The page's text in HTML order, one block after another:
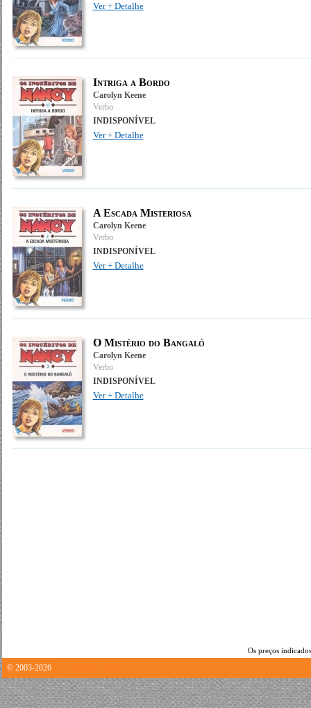
Ver + Detalhe
Intriga a Bordo
Carolyn Keene
Verbo
INDISPONÍVEL
Ver + Detalhe
A Escada Misteriosa
Carolyn Keene
Verbo
INDISPONÍVEL
Ver + Detalhe
O Mistério do Bangaló
Carolyn Keene
Verbo
INDISPONÍVEL
Ver + Detalhe
Os preços
© 2003-2026